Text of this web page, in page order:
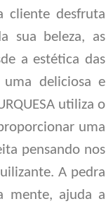
cliente desfruta
sua beleza, as
a estética das
deliciosa e
utiliza o
uma
pensando nos
A pedra
mente, ajuda a